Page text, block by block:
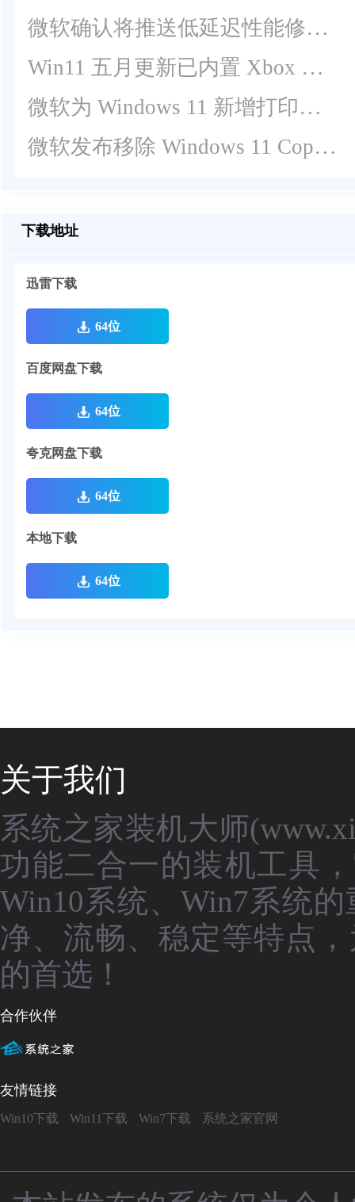
微软确认将推送低延迟性能修复功能给全体用户！
Win11 五月更新已内置 Xbox 模式，并非安装即用
微软为 Windows 11 新增打印机兼容状态标识！
微软发布移除 Windows 11 Copilot 的官方组策略及条件！
下载地址
迅雷下载
64位
百度网盘下载
64位
夸克网盘下载
64位
本地下载
64位
关于我们
系统之家装机大师
功能二合一的装机工具
Win10系统、Win7系统
净、流畅、稳定等特点
的首选！
合作伙伴
友情链接
Win10下载 Win11下载 Win7下载 系统之家官网